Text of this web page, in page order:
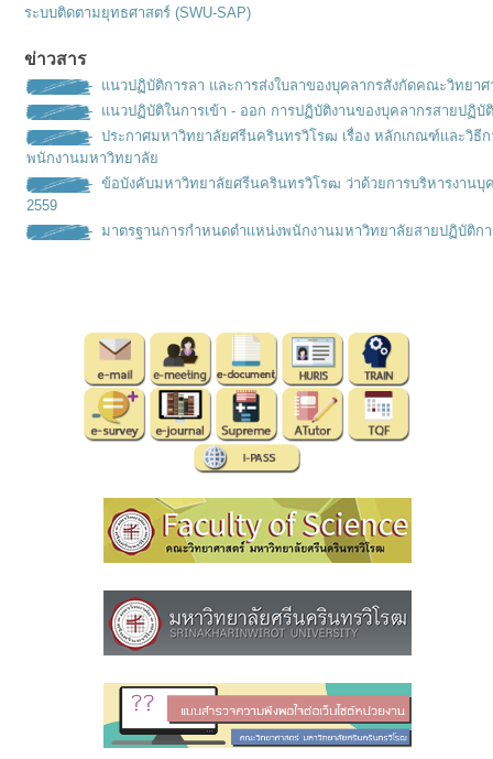
ระบบติดตามยุทธศาสตร์ (SWU-SAP)
ข่าวสาร
แนวปฏิบัติการลา และการส่งใบลาของบุคลากรสังกัดคณะวิทยาศ
แนวปฏิบัติในการเข้า - ออก การปฏิบัติงานของบุคลากรสายปฏิบั
ประกาศมหาวิทยาลัยศรีนครินทรวิโรฒ เรื่อง หลักเกณฑ์เเละวิธี
พนักงานมหาวิทยาลัย
ข้อบังคับมหาวิทยาลัยศรีนครินทรวิโรฒ ว่าด้วยการบริหารงาน
2559
มาตรฐานการกำหนดตำเเหน่งพนักงานมหาวิทยาลัยสายปฏิบัติก